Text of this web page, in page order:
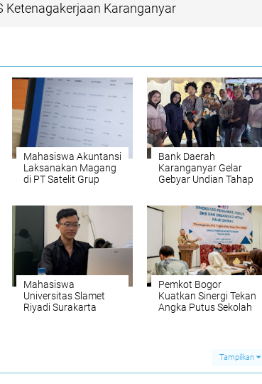
Ketenagakerjaan Karanganyar
Mahasiswa Akuntansi
Laksanakan Magang
di PT Satelit Grup
Profesional
Bank Daerah
Karanganyar Gelar
Gebyar Undian Tahap
Lorenza
Mahasiswa
Universitas Slamet
Riyadi Surakarta
Pemkot Bogor
Kuatkan Sinergi Tekan
Angka Putus Sekolah
Tampilkan